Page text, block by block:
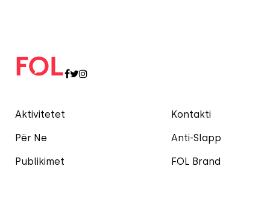
Aktivitetet
Për Ne
Publikimet
Kontakti
Anti-Slapp
FOL Brand